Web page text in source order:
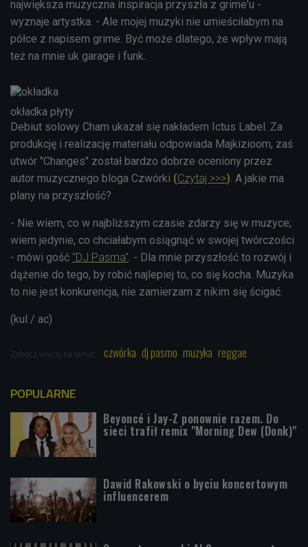
największa muzyczna inspiracja przyszła z grime'u -
wyznaje artystka. - Ale mojej muzyki nie umieściłabym na
półce z napisem grime. Być może dlatego, że wpływ mają
też na mnie uk garage i funk.
okładka płyty
Debiut solowy Cham ukazał się nakładem Ictus Label. Za
produkcję i realizację materiału odpowiada Majkizioom, zaś
utwór "Changes" został bardzo dobrze oceniony przez
autor muzycznego bloga Czwórki (Czytaj >>>). A jakie ma
plany na przyszłość?
- Nie wiem, co w najbliższym czasie zdarzy się w muzyce;
wiem jedynie, co chciałabym osiągnąć w swojej twórczości
- mówi gość "DJ Pasma". - Dla mnie przyszłość to rozwój i
dążenie do tego, by robić najlepiej to, co się kocha. Muzyka
to nie jest konkurencja, nie zamierzam z nikim się ścigać.
(kul / ac)
Zobacz więcej na temat: czwórka dj pasmo muzyka reggae
POPULARNE
Beyoncé i Jay-Z ponownie razem. Do
sieci trafił remix "Morning Dew (Donk)"
Dawid Rakowski o byciu koncertowym
influencerem